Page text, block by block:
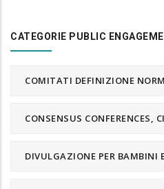
CATEGORIE PUBLIC
COMITATI DEFINIZIONE
CONSENSUS CONFERENCES,
DIVULGAZIONE PER BAMBINI